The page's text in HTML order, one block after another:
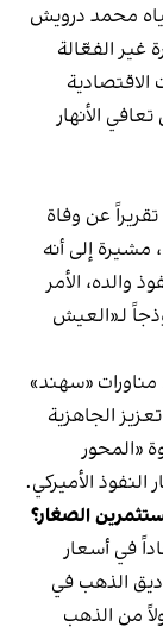
محمد درويش
غير الفعّالة
الأنهار
عن وفاة
مشيرة إلى أنه
والده، الأمر
لـ«العيش
«سهند»
الجاهزية
«المحور
الأميركي.
الصغار؟
في أسعار
الذهب في
من الذهب